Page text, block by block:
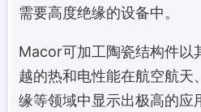
需要高度绝缘的设备中。
Macor可加工陶瓷结构件以
越的热和电性能在航空航天
缘等领域中显示出极高的应